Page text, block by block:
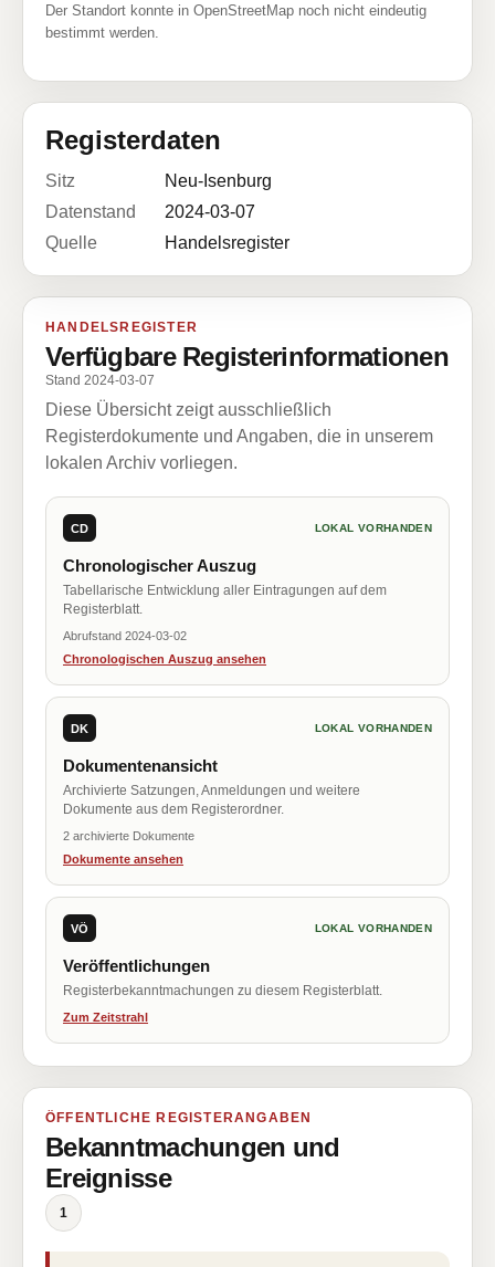
Der Standort konnte in OpenStreetMap noch nicht eindeutig
bestimmt werden.
Registerdaten
Sitz
Neu-Isenburg
Datenstand
2024-03-07
Quelle
Handelsregister
HANDELSREGISTER
Verfügbare Registerinformationen
Stand 2024-03-07
Diese Übersicht zeigt ausschließlich
Registerdokumente und Angaben, die in unserem
lokalen Archiv vorliegen.
CD LOKAL VORHANDEN
Chronologischer Auszug
Tabellarische Entwicklung aller Eintragungen auf dem
Registerblatt.
Abrufstand 2024-03-02
Chronologischen Auszug ansehen
DK LOKAL VORHANDEN
Dokumentenansicht
Archivierte Satzungen, Anmeldungen und weitere
Dokumente aus dem Registerordner.
2 archivierte Dokumente
Dokumente ansehen
VÖ LOKAL VORHANDEN
Veröffentlichungen
Registerbekanntmachungen zu diesem Registerblatt.
Zum Zeitstrahl
ÖFFENTLICHE REGISTERANGABEN
Bekanntmachungen und
Ereignisse
1